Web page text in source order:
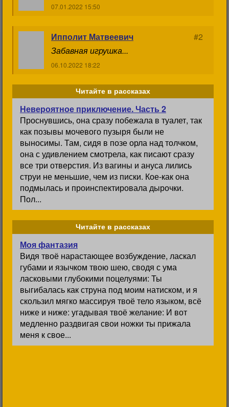
07.01.2022 15:50
Ипполит Матвеевич
#2
Забавная игрушка...
06.10.2022 18:22
Читайте в рассказах
Невероятное приключение. Часть 2
Проснувшись, она сразу побежала в туалет, так
как позывы мочевого пузыря были не
выносимы. Там, сидя в позе орла над толчком,
она с удивлением смотрела, как писают сразу
все три отверстия. Из вагины и ануса лились
струи не меньшие, чем из писки. Кое-как она
подмылась и проинспектировала дырочки.
Пол...
Читайте в рассказах
Моя фантазия
Видя твоё нарастающее возбуждение, ласкал
губами и язычком твою шею, сводя с ума
ласковыми глубокими поцелуями: Ты
выгибалась как струна под моим натиском, и я
скользил мягко массируя твоё тело языком, всё
ниже и ниже: угадывая твоё желание: И вот
медленно раздвигая свои ножки ты прижала
меня к свое...